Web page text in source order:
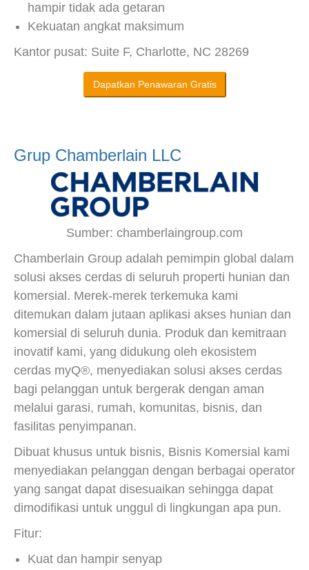
hampir tidak ada getaran
Kekuatan angkat maksimum
Kantor pusat: Suite F, Charlotte, NC 28269
Dapatkan Penawaran Gratis
Grup Chamberlain LLC
Sumber: chamberlaingroup.com
Chamberlain Group adalah pemimpin global dalam
solusi akses cerdas di seluruh properti hunian dan
komersial. Merek-merek terkemuka kami
ditemukan dalam jutaan aplikasi akses hunian dan
komersial di seluruh dunia. Produk dan kemitraan
inovatif kami, yang didukung oleh ekosistem
cerdas myQ®, menyediakan solusi akses cerdas
bagi pelanggan untuk bergerak dengan aman
melalui garasi, rumah, komunitas, bisnis, dan
fasilitas penyimpanan.
Dibuat khusus untuk bisnis, Bisnis Komersial kami
menyediakan pelanggan dengan berbagai operator
yang sangat dapat disesuaikan sehingga dapat
dimodifikasi untuk unggul di lingkungan apa pun.
Fitur:
Kuat dan hampir senyap